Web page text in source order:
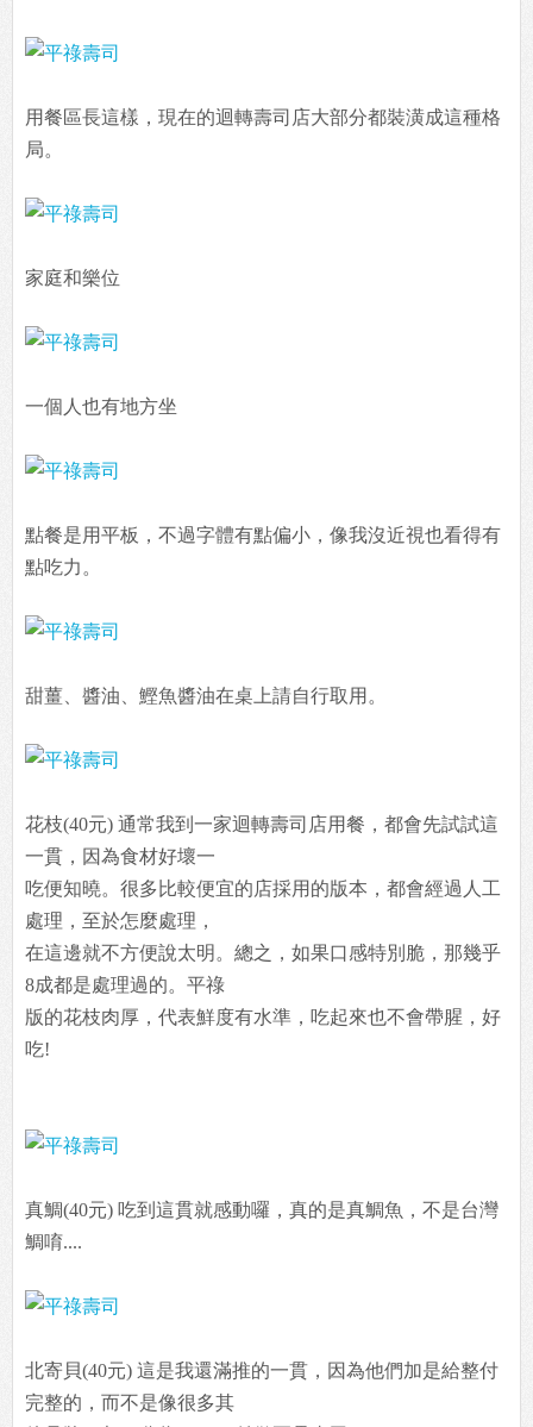
用餐區長這樣，現在的迴轉壽司店大部分都裝潢成這種格
局。
家庭和樂位
一個人也有地方坐
點餐是用平板，不過字體有點偏小，像我沒近視也看得有
點吃力。
甜薑、醬油、鰹魚醬油在桌上請自行取用。
花枝(40元) 通常我到一家迴轉壽司店用餐，都會先試試這
一貫，因為食材好壞一
吃便知曉。很多比較便宜的店採用的版本，都會經過人工
處理，至於怎麼處理，
在這邊就不方便說太明。總之，如果口感特別脆，那幾乎
8成都是處理過的。平祿
版的花枝肉厚，代表鮮度有水準，吃起來也不會帶腥，好
吃!
真鯛(40元) 吃到這貫就感動囉，真的是真鯛魚，不是台灣
鯛唷....
北寄貝(40元) 這是我還滿推的一貫，因為他們加是給整付
完整的，而不是像很多其